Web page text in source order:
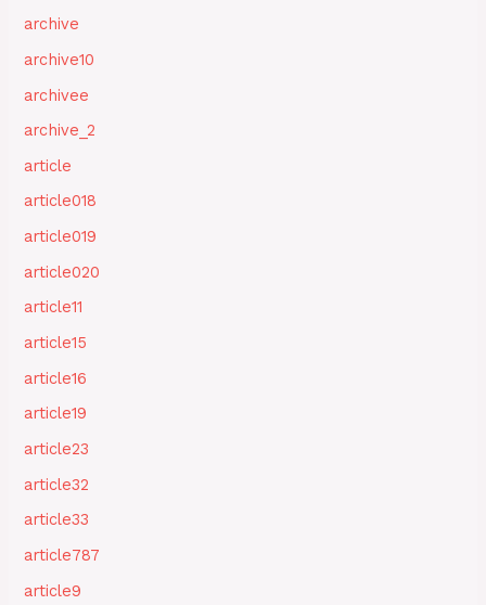
archive
archive10
archivee
archive_2
article
article018
article019
article020
article11
article15
article16
article19
article23
article32
article33
article787
article9